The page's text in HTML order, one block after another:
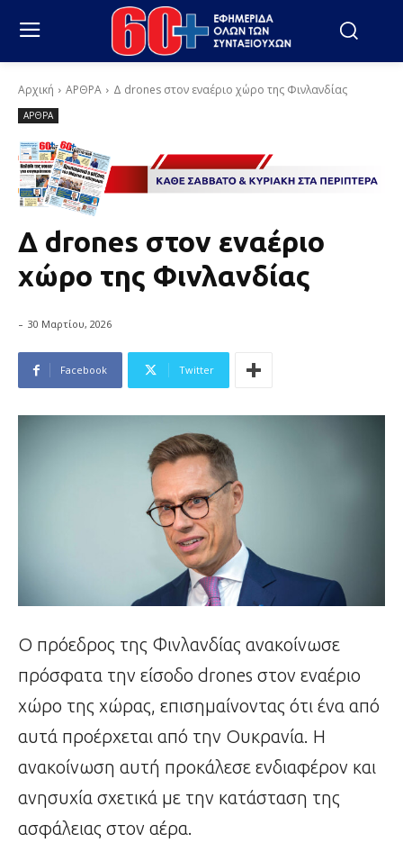
Αρχική ΑΡΘΡΑ Δ drones στον εναέριο χώρο της Φινλανδίας
ΑΡΘΡΑ
Δ drones στον εναέριο
χώρο της Φινλανδίας
- 30 Μαρτίου, 2026
Facebook Twitter
Ο πρόεδρος της Φινλανδίας ανακοίνωσε
πρόσφατα την είσοδο drones στον εναέριο
χώρο της χώρας, επισημαίνοντας ότι ένα από
αυτά προέρχεται από την Ουκρανία. Η
ανακοίνωση αυτή προκάλεσε ενδιαφέρον και
ανησυχία σχετικά με την κατάσταση της
ασφάλειας στον αέρα.